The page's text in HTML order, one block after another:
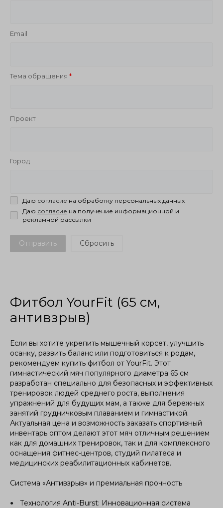
Email
Тема обращения
Проект
Город
Даю согласие на обработку персональных данных
Даю согласие на получение информационной и
рекламной рассылки
Отправить
Фитбол YourFit (65 см,
антивзрыв)
Если вы хотите укрепить мышечный корсет, улучшить
осанку, развить баланс или подготовиться к родам,
рекомендуем купить фитбол от YourFit. Этот
гимнастический мяч популярного диаметра 65 см
разработан специально для безопасных и эффективных
тренировок людей среднего роста, выполнения
упражнений для будущих мам, а также для бережных
занятий грудничковым плаванием и гимнастикой.
Актуальная цена и возможность заказать спортивный
инвентарь оптом делают этот мяч отличным решением
как для домашних тренировок, так и для комплексного
оснащения фитнес-центров, студий пилатеса и
медицинских реабилитационных кабинетов.
Система «Антивзрыв» и премиальная прочность
Технология Anti-Burst: Инновационная система